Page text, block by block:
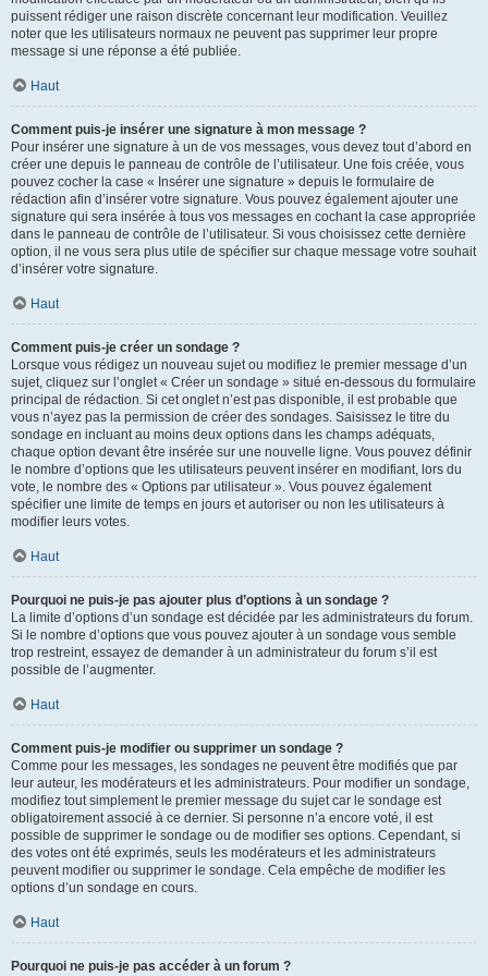
puissent rédiger une raison discrète concernant leur modification. Veuillez
noter que les utilisateurs normaux ne peuvent pas supprimer leur propre
message si une réponse a été publiée.
Haut
Comment puis-je insérer une signature à mon message ?
Pour insérer une signature à un de vos messages, vous devez tout d’abord en
créer une depuis le panneau de contrôle de l’utilisateur. Une fois créée, vous
pouvez cocher la case « Insérer une signature » depuis le formulaire de
rédaction afin d’insérer votre signature. Vous pouvez également ajouter une
signature qui sera insérée à tous vos messages en cochant la case appropriée
dans le panneau de contrôle de l’utilisateur. Si vous choisissez cette dernière
option, il ne vous sera plus utile de spécifier sur chaque message votre souhait
d’insérer votre signature.
Haut
Comment puis-je créer un sondage ?
Lorsque vous rédigez un nouveau sujet ou modifiez le premier message d’un
sujet, cliquez sur l’onglet « Créer un sondage » situé en-dessous du formulaire
principal de rédaction. Si cet onglet n’est pas disponible, il est probable que
vous n’ayez pas la permission de créer des sondages. Saisissez le titre du
sondage en incluant au moins deux options dans les champs adéquats,
chaque option devant être insérée sur une nouvelle ligne. Vous pouvez définir
le nombre d’options que les utilisateurs peuvent insérer en modifiant, lors du
vote, le nombre des « Options par utilisateur ». Vous pouvez également
spécifier une limite de temps en jours et autoriser ou non les utilisateurs à
modifier leurs votes.
Haut
Pourquoi ne puis-je pas ajouter plus d’options à un sondage ?
La limite d’options d’un sondage est décidée par les administrateurs du forum.
Si le nombre d’options que vous pouvez ajouter à un sondage vous semble
trop restreint, essayez de demander à un administrateur du forum s’il est
possible de l’augmenter.
Haut
Comment puis-je modifier ou supprimer un sondage ?
Comme pour les messages, les sondages ne peuvent être modifiés que par
leur auteur, les modérateurs et les administrateurs. Pour modifier un sondage,
modifiez tout simplement le premier message du sujet car le sondage est
obligatoirement associé à ce dernier. Si personne n’a encore voté, il est
possible de supprimer le sondage ou de modifier ses options. Cependant, si
des votes ont été exprimés, seuls les modérateurs et les administrateurs
peuvent modifier ou supprimer le sondage. Cela empêche de modifier les
options d’un sondage en cours.
Haut
Pourquoi ne puis-je pas accéder à un forum ?